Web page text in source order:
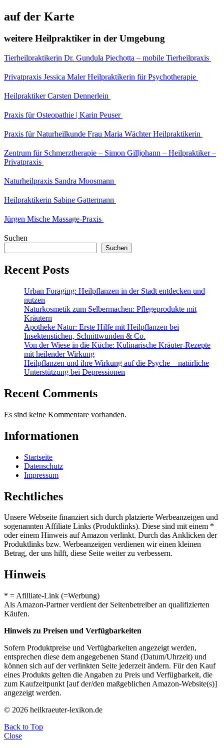
auf der Karte
weitere Heilpraktiker in der Umgebung
Tierheilpraktikerin Dr. Gundula Piechotta – mobile Tierheilpraxis
Privatpraxis Jessica Maler Heilpraktikerin für Psychotherapie
Heilpraktiker Carsten Dennerlein
Praxis für Osteopathie | Karin Peuser
Praxis für Naturheilkunde Frau Maria Wächter Heilpraktikerin
Zentrum für Schmerztherapie – Simon Gilljohann – Heilpraktiker –
Privatpraxis
Naturheilpraxis Sandra Moosmann
Heilpraktikerin Sabine Gattermann
Jürgen Mische Massage-Praxis
Suchen
Suchen
Recent Posts
Urban Foraging: Heilpflanzen in der Stadt entdecken und
nutzen
Naturkosmetik zum Selbermachen: Pflegeprodukte mit
Kräutern
Apotheke Natur: Erste Hilfe mit Heilpflanzen bei
Insektenstichen, Schnittwunden & Co.
Von der Wiese in die Küche: Kulinarische Kräuter-Rezepte
mit heilender Wirkung
Heilpflanzen und ihre Wirkung auf die Psyche – natürliche
Unterstützung bei Depressionen
Recent Comments
Es sind keine Kommentare vorhanden.
Informationen
Startseite
Datenschutz
Impressum
Rechtliches
Unsere Webseite finanziert sich durch platzierte Werbeanzeigen und
sogenannten Affiliate Links (Produktlinks). Diese sind mit einem *
oder einem Hinweis auf Amazon verlinkt. Durch das Anklicken der
Produktlinks bzw. Werbeanzeigen verdienen wir einen kleinen
Betrag, der uns hilft, diese Seite weiter zu verbessern.
Hinweis
* = Afilliate-Link (=Werbung)
Als Amazon-Partner verdient der Seitenbetreiber an qualifizierten
Käufen.
Hinweis zu Preisen und Verfügbarkeiten
Sofern Produktpreise und Verfügbarkeiten angezeigt werden,
entsprechen diese dem angegebenen Stand (Datum/Uhrzeit) und
können sich auf der verlinkten Seite jederzeit ändern. Für den Kauf
eines Produkts gelten die Angaben zu Preis und Verfügbarkeit, die
zum Kaufzeitpunkt [auf der/den maßgeblichen Amazon-Website(s)]
angezeigt werden.
© 2026 heilkraeuter-lexikon.de
Back to Top
Close